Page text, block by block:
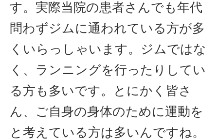
す。実際当院の患者さんでも年代
問わずジムに通われている方が多
くいらっしゃいます。ジムではな
く、ランニングを行ったりしてい
る方も多いです。とにかく皆さ
ん、ご自身の身体のために運動を
と考えている方は多いんですね。